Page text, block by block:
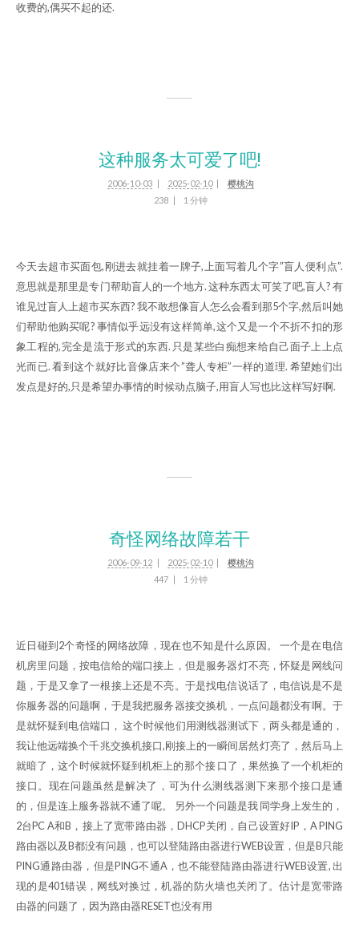
收费的,偶买不起的还.
这种服务太可爱了吧!
2006-10-03 2025-02-10
樱桃沟
238
1 分钟
今天去超市买面包,刚进去就挂着一牌子,上面写着几个字”盲人便利点”.
意思就是那里是专门帮助盲人的一个地方. 这种东西太可笑了吧,盲人? 有
谁见过盲人上超市买东西? 我不敢想像盲人怎么会看到那5个字,然后叫她
们帮助他购买呢? 事情似乎远没有这样简单,这个又是一个不折不扣的形
象工程的,完全是流于形式的东西. 只是某些白痴想来给自己面子上上点
光而已. 看到这个就好比音像店来个”聋人专柜”一样的道理. 希望她们出
发点是好的,只是希望办事情的时候动点脑子,用盲人写也比这样写好啊.
奇怪网络故障若干
2006-09-12 2025-02-10
樱桃沟
447
1 分钟
近日碰到2个奇怪的网络故障，现在也不知是什么原因。 一个是在电信
机房里问题，按电信给的端口接上，但是服务器灯不亮，怀疑是网线问
题，于是又拿了一根接上还是不亮。于是找电信说话了，电信说是不是
你服务器的问题啊，于是我把服务器接交换机，一点问题都没有啊。于
是就怀疑到电信端口， 这个时候他们用测线器测试下，两头都是通的，
我让他远端换个千兆交换机接口,刚接上的一瞬间居然灯亮了，然后马上
就暗了，这个时候就怀疑到机柜上的那个接 口了，果然换了一个机柜的
接口。现在问题虽然是解决了，可为什么测线器测下来那个接口是通
的，但是连上服务器就不通了呢。 另外一个问题是我 同学身上发生的，
2台PC A和B，接上了宽带路由器，DHCP关闭，自己设置好IP，A PING
路由器以及B都没有问题，也可以登陆路由器进行WEB设置，但是B只能
PING通路由器，但是PING不通A，也不能登陆路由器进行WEB设置, 出
现的是401错误，网线对换过，机器的防火墙也关闭了。估计是宽带路
由器的问题了，因为路由器RESET也没有用